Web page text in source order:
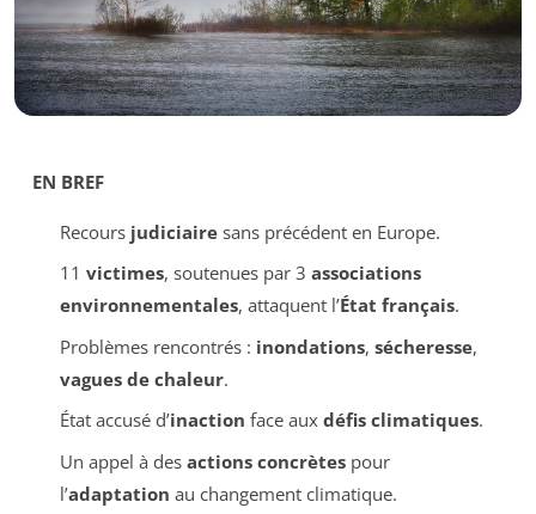
EN BREF
Recours judiciairesans précédent en Europe.
11 victimes, soutenues par 3 associations
environnementales, attaquent l’État français.
Problèmes rencontrés : inondations, sécheresse,
vagues de chaleur.
État accusé d’inaction face aux défis climatiques.
Un appel à des actions concrètespour
l’adaptation au changement climatique.